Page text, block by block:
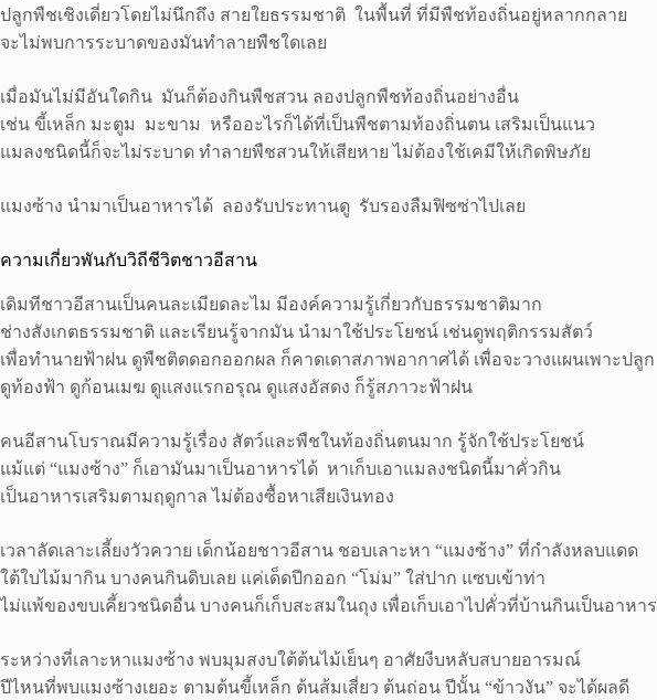
ปลูกพืชเชิงเดี่ยวโดยไม่นึกถึง สายใยธรรมชาติ ในพื้นที่ ที่มีพืชท้องถิ่นอยู่หลากกลาย
จะไม่พบการระบาดของมันทำลายพืชใดเลย
เมื่อมันไม่มีอันใดกิน มันก็ต้องกินพืชสวน ลองปลูกพืชท้องถิ่นอย่างอื่น
เช่น ขี้เหล็ก มะตูม มะขาม หรืออะไรก็ได้ที่เป็นพืชตามท้องถิ่นตน เสริมเป็นแนว
แมลงชนิดนี้ก็จะไม่ระบาด ทำลายพืชสวนให้เสียหาย ไม่ต้องใช้เคมีให้เกิดพิษภัย
แมงซ้าง นำมาเป็นอาหารได้ ลองรับประทานดู รับรองลืมฟิซซ่าไปเลย
ความเกี่ยวพันกับวิถีชีวิตชาวอีสาน
เดิมทีชาวอีสานเป็นคนละเมียดละไม มีองค์ความรู้เกี่ยวกับธรรมชาติมาก
ช่างสังเกตธรรมชาติ และเรียนรู้จากมัน นำมาใช้ประโยชน์ เช่นดูพฤติกรรมสัตว์
เพื่อทำนายฟ้าฝน ดูพืชติดดอกออกผล ก็คาดเดาสภาพอากาศได้ เพื่อจะวางแผนเพาะปลูก
ดูท้องฟ้า ดูก้อนเมฆ ดูแสงแรกอรุณ ดูแสงอัสดง ก็รู้สภาวะฟ้าฝน
คนอีสานโบราณมีความรู้เรื่อง สัตว์และพืชในท้องถิ่นตนมาก รู้จักใช้ประโยชน์
แม้แต่ “แมงซ้าง” ก็เอามันมาเป็นอาหารได้ หาเก็บเอาแมลงชนิดนี้มาคั่วกิน
เป็นอาหารเสริมตามฤดูกาล ไม่ต้องซื้อหาเสียเงินทอง
เวลาลัดเลาะเลี้ยงวัวควาย เด็กน้อยชาวอีสาน ชอบเลาะหา “แมงซ้าง” ที่กำลังหลบแดด
ใต้ใบไม้มากิน บางคนกินดิบเลย แค่เด็ดปีกออก “โม่ม” ใส่ปาก แซบเข้าท่า
ไม่แพ้ของขบเคี้ยวชนิดอื่น บางคนก็เก็บสะสมในถุง เพื่อเก็บเอาไปคั่วที่บ้านกินเป็นอาหาร
ระหว่างที่เลาะหาแมงซ้าง พบมุมสงบใต้ต้นไม้เย็นๆ อาศัยงีบหลับสบายอารมณ์
ปีไหนที่พบแมงซ้างเยอะ ตามต้นขี้เหล็ก ต้นส้มเสี่ยว ต้นถ่อน ปีนั้น “ข้าวงัน” จะได้ผลดี